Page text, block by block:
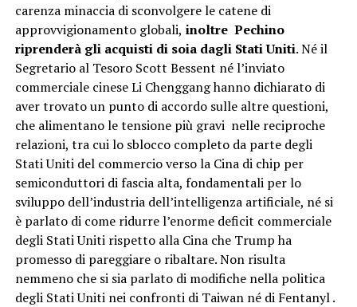
carenza minaccia di sconvolgere le catene di
approvvigionamento globali, inoltre Pechino
riprenderà gli acquisti di soia dagli Stati Uniti. Né il
Segretario al Tesoro Scott Bessent né l’inviato
commerciale cinese Li Chenggang hanno dichiarato di
aver trovato un punto di accordo sulle altre questioni,
che alimentano le tensione più gravi nelle reciproche
relazioni, tra cui lo sblocco completo da parte degli
Stati Uniti del commercio verso la Cina di chip per
semiconduttori di fascia alta, fondamentali per lo
sviluppo dell’industria dell’intelligenza artificiale, né si
è parlato di come ridurre l’enorme deficit commerciale
degli Stati Uniti rispetto alla Cina che Trump ha
promesso di pareggiare o ribaltare. Non risulta
nemmeno che si sia parlato di modifiche nella politica
degli Stati Uniti nei confronti di Taiwan né di Fentanyl .